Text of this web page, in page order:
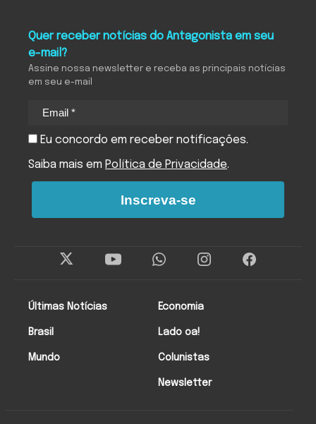
Últimas Notícias
Brasil
Mundo
Economia
Lado oa!
Colunistas
Newsletter
Quer receber notícias do Antagonista em seu
e-mail?
Assine nossa newsletter e receba as principais notícias
em seu e-mail
Eu concordo em receber notificações.
Saiba mais em Política de Privacidade.
Inscreva-se